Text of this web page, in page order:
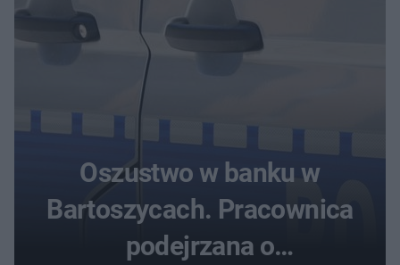
Oszustwo w banku w
Bartoszycach. Pracownica
podejrzana o